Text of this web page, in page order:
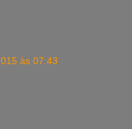
às 07:43